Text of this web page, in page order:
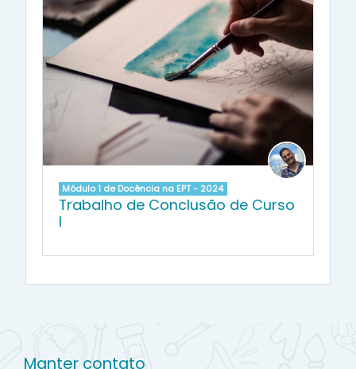
Módulo 1 de Docência na EPT - 2024
Trabalho de Conclusão de Curso
I
Manter contato